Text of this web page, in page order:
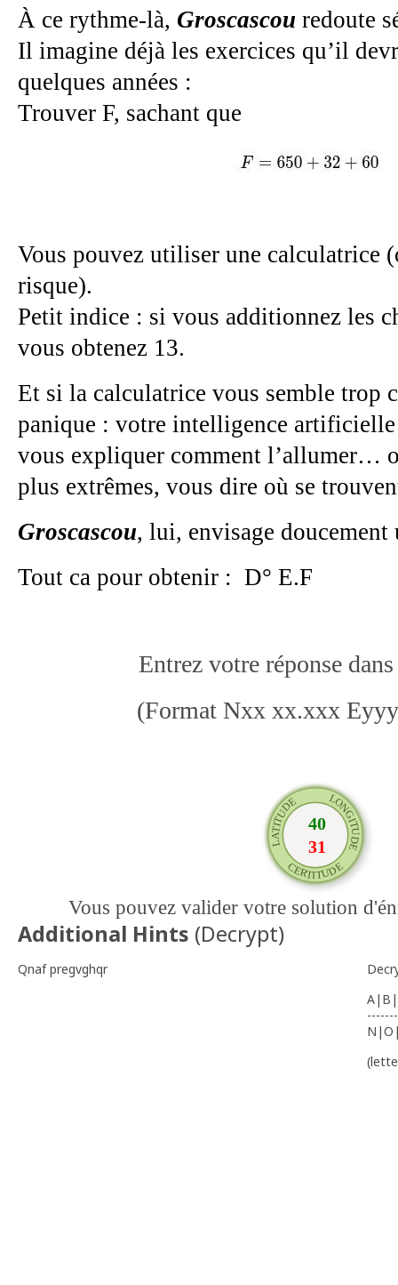
À ce rythme-là, Groscascou redoute
Il imagine déjà les exercices qu’il
quelques années :
Trouver F, sachant que
Vous pouvez utiliser une calculatrice
risque).
Petit indice : si vous additionnez les
vous obtenez 13.
Et si la calculatrice vous semble trop
panique : votre intelligence
vous expliquer comment l’allumer…
plus extrêmes, vous dire où se
Groscascou, lui, envisage doucement
Tout ca pour obtenir : D° E.F
Entrez votre réponse
(Format Nxx xx.xxx
Vous pouvez valider votre solution
Additional Hints (Decrypt)
Qnaf pregvghqr